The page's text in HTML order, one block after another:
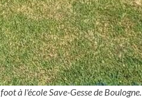
à l'école Save-Gesse de Boulogne.